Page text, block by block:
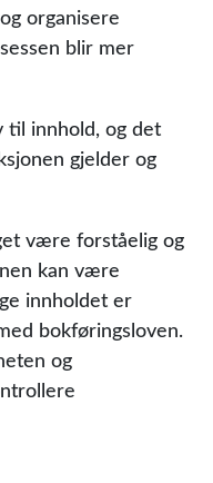
organisere
blir mer
til innhold, og det
gjelder og
være forståelig og
kan være
innholdet er
bokføringsloven.
og